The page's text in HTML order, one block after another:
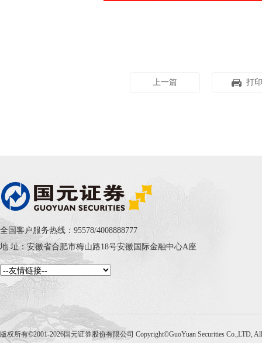
上一篇 打印
全国客户服务热线：95578/4008888777
地 址：安徽省合肥市梅山路18号安徽国际金融中心A座
版权所有©2001-2026国元证券股份有限公司 Copyright©GuoYuan Securities Co.,LTD,